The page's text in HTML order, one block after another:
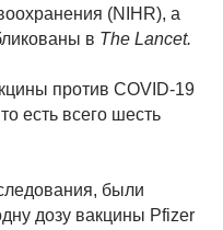
(NIHR), а
в The Lancet.
против COVID-19
есть всего шесть
были
дозу вакцины Pfizer